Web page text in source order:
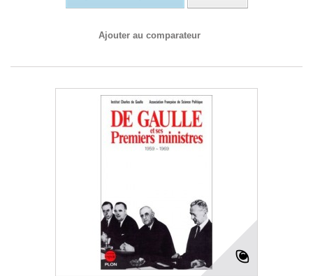
Ajouter au comparateur